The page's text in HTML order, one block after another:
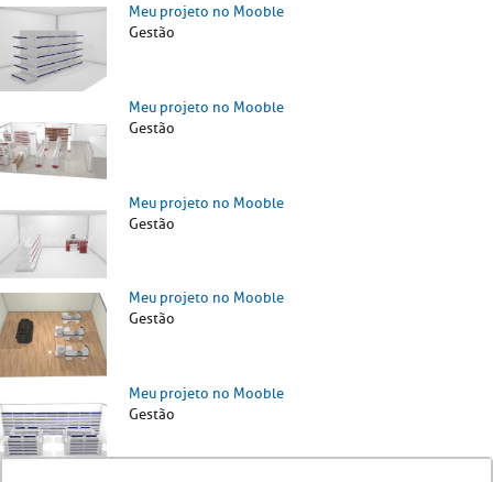
Meu projeto no Mooble
Gestão
Meu projeto no Mooble
Gestão
Meu projeto no Mooble
Gestão
Meu projeto no Mooble
Gestão
Meu projeto no Mooble
Gestão